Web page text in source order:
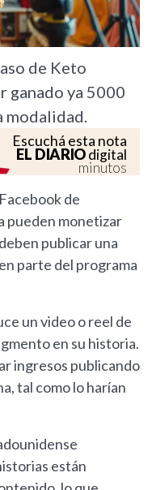
de Keto
ganado ya 5000
modalidad.
Escuchá esta nota
EL DIARIOdigital
minutos
de
pueden monetizar
publicar una
parte del programa
un video o reel de
en su historia.
ingresos publicando
tal como lo harían
están